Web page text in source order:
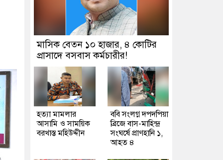
মাসিক বেতন ১০ হাজার, ৪ কোটির
প্রাসাদে বসবাস কর্মচারীর!
হত্যা মামলার
আসামি ও সাময়িক
বরখাস্ত মহিউদ্দীন
ববি সংলগ্ন দপদপিয়া
ব্রিজে বাস-মাহিন্দ্র
সংঘর্ষে প্রাণহানি ১,
আহত ৪